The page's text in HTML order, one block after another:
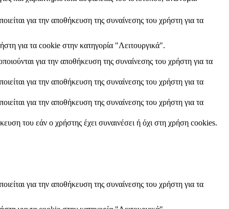
για την αποθήκευση της συναίνεσης του χρήστη για τα
για τα cookie στην κατηγορία "Λειτουργικά".
για την αποθήκευση της συναίνεσης του χρήστη για τα
για την αποθήκευση της συναίνεσης του χρήστη για τα
για την αποθήκευση της συναίνεσης του χρήστη για τα
του εάν ο χρήστης έχει συναινέσει ή όχι στη χρήση cookies.
για την αποθήκευση της συναίνεσης του χρήστη για τα